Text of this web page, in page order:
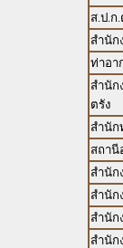
ส.ป.ก.
สำนัก
ท่าอา
สำนัก
ตรัง
สำนัก
สถานี
สำนัก
สำนัก
สำนั
สำนัก